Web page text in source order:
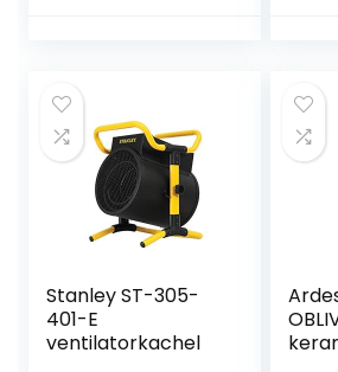
veiligheidsthermos
taat 3
ventilatorsnelhede
n 2000 W
Wit/Beige
3
Stanley ST-305-
401-E
ventilatorkachel